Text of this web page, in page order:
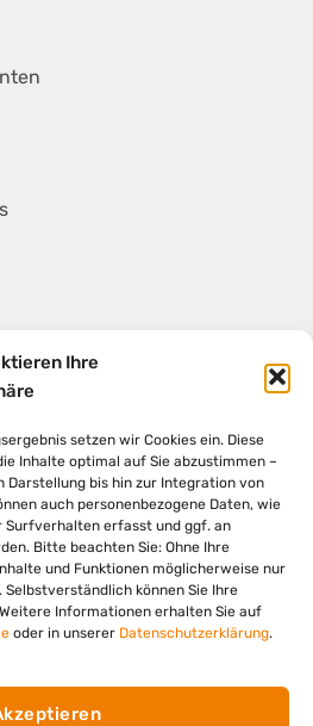
Ihre
setzen wir Cookies ein. Diese
Inhalte optimal auf Sie abzustimmen –
bis hin zur Integration von
auch personenbezogene Daten, wie
erfasst und ggf. an
Bitte beachten Sie: Ohne Ihre
und Funktionen möglicherweise nur
können Sie Ihre
Informationen erhalten Sie auf
oder in unserer Datenschutzerklärung.
Gebrüder Klos GmbH